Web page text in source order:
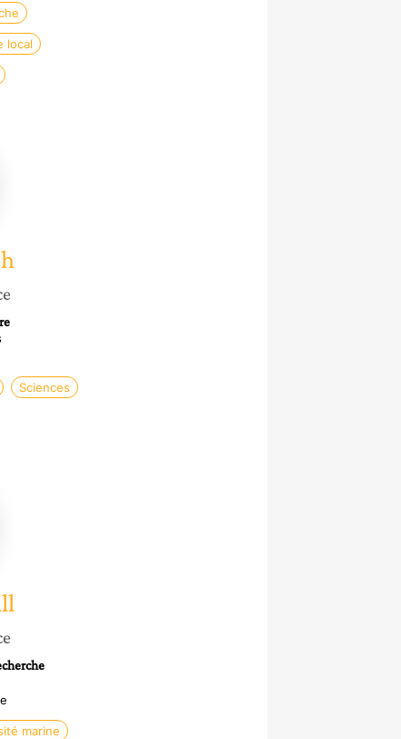
local
Sciences
marine